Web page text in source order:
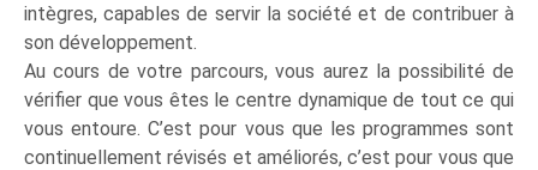
intègres, capables de servir la société et de contribuer à
son développement.
Au cours de votre parcours, vous aurez la possibilité de
vérifier que vous êtes le centre dynamique de tout ce qui
vous entoure. C’est pour vous que les programmes sont
continuellement révisés et améliorés, c’est pour vous que